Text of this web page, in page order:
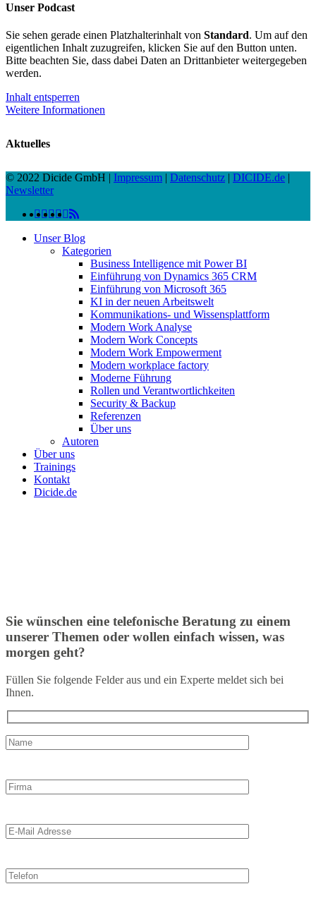
Unser Podcast
Sie sehen gerade einen Platzhalterinhalt von Standard. Um auf den
eigentlichen Inhalt zuzugreifen, klicken Sie auf den Button unten.
Bitte beachten Sie, dass dabei Daten an Drittanbieter weitergegeben
werden.
Inhalt entsperren
Weitere Informationen
Aktuelles
© 2022 Dicide GmbH | Impressum | Datenschutz | DICIDE.de |
Newsletter
twitter
facebook
linkedinyoutube
RSS
instagram
spotify
vk
Close
Unser Blog
Kategorien
Business Intelligence mit Power BI
Einführung von Dynamics 365 CRM
Einführung von Microsoft 365
KI in der neuen Arbeitswelt
Kommunikations- und Wissensplattform
Modern Work Analyse
Modern Work Concepts
Modern Work Empowerment
Modern workplace factory
Moderne Führung
Rollen und Verantwortlichkeiten
Security & Backup
Referenzen
Über uns
Autoren
Über uns
Trainings
Kontakt
Dicide.de
Sie wünschen eine telefonische Beratung zu einem
unserer Themen oder wollen einfach wissen, was
morgen geht?
Füllen Sie folgende Felder aus und ein Experte meldet sich bei
Ihnen.